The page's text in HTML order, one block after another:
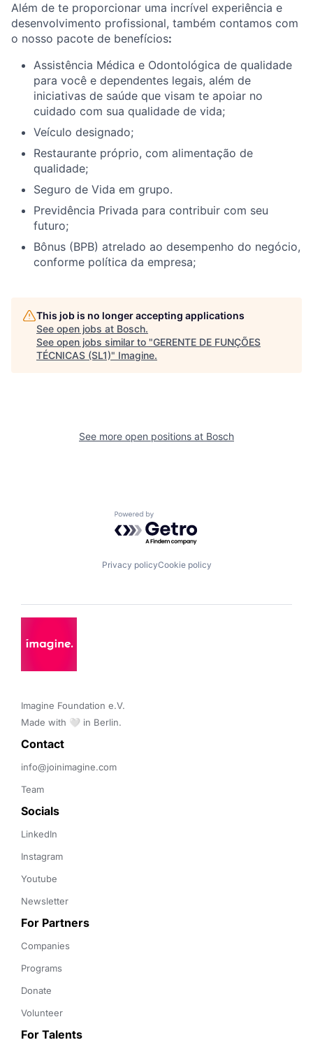
Além de te proporcionar uma incrível experiência e
desenvolvimento profissional, também contamos com
o nosso pacote de benefícios:
Assistência Médica e Odontológica de qualidade
para você e dependentes legais, além de
iniciativas de saúde que visam te apoiar no
cuidado com sua qualidade de vida;
Veículo designado;
Restaurante próprio, com alimentação de
qualidade;
Seguro de Vida em grupo.
Previdência Privada para contribuir com seu
futuro;
Bônus (BPB) atrelado ao desempenho do negócio,
conforme política da empresa;
This job is no longer accepting applications
See open jobs at Bosch.
See open jobs similar to "GERENTE DE FUNÇÕES
TÉCNICAS (SL1)" Imagine.
See more open positions at Bosch
Powered by Getro.com
Privacy policyCookie policy
Imagine Foundation e.V.
Made with 🤍 in Berlin.
Contact
info@joinimagine.com
Team
Socials
LinkedIn
Instagram
Youtube
Newsletter
For Partners
Companies
Programs
Donate
Volunteer
For Talents